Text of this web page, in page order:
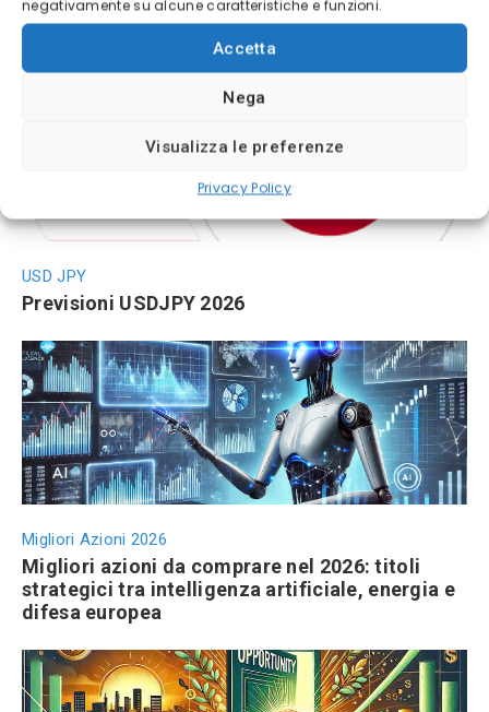
negativamente su alcune caratteristiche e funzioni.
Accetta
Nega
Visualizza le preferenze
Privacy Policy
Novità da non perdere
USD JPY
Previsioni USDJPY 2026
Migliori Azioni 2026
Migliori azioni da comprare nel 2026: titoli
strategici tra intelligenza artificiale, energia e
difesa europea